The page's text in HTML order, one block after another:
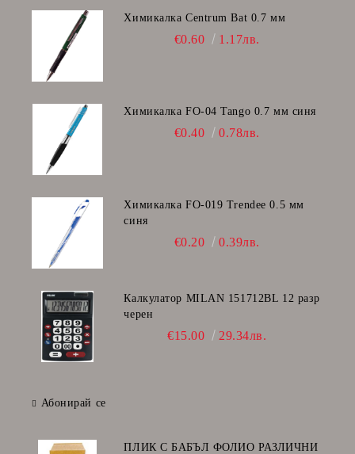
Химикалка Centrum Bat 0.7 мм
€0.60 1.17лв.
Химикалка FO-04 Tango 0.7 мм синя
€0.40 0.78лв.
Химикалка FO-019 Trendee 0.5 мм
синя
€0.20 0.39лв.
Калкулатор MILAN 151712BL 12 разр
черен
€15.00 29.34лв.
Абонирай се
ПЛИК С БАБЪЛ ФОЛИО РАЗЛИЧНИ